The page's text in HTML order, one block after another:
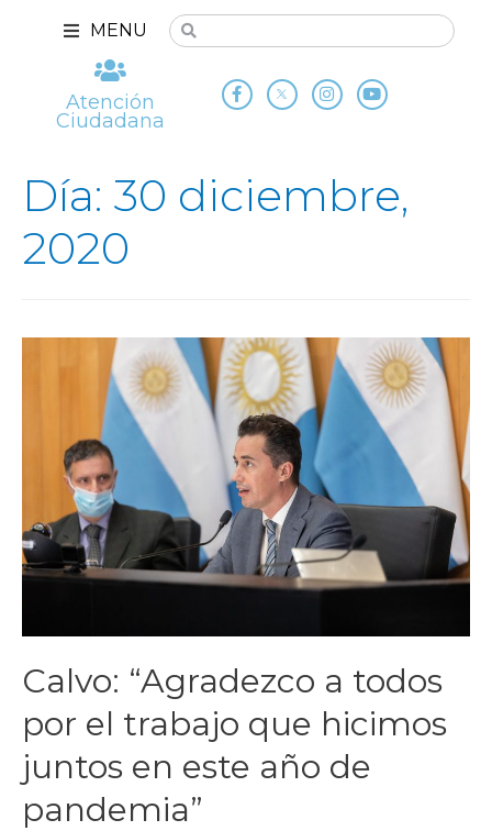
MENU
Atención
Ciudadana
Día: 30 diciembre,
2020
Calvo: “Agradezco a todos
por el trabajo que hicimos
juntos en este año de
pandemia”